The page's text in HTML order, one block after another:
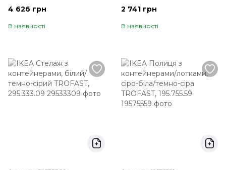
4 626 грн
В наявності
2 741 грн
В наявності